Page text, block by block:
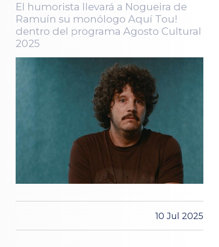
El humorista llevará a Nogueira de
Ramuín su monólogo Aquí Tou!
dentro del programa Agosto Cultural
2025
10 Jul 2025